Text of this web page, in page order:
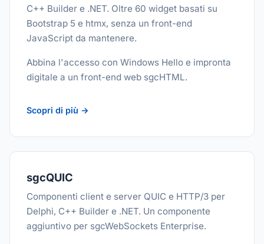
C++ Builder e .NET. Oltre 60 widget basati su
Bootstrap 5 e htmx, senza un front-end
JavaScript da mantenere.
Abbina l'accesso con Windows Hello e impronta
digitale a un front-end web sgcHTML.
Scopri di più →
sgcQUIC
Componenti client e server QUIC e HTTP/3 per
Delphi, C++ Builder e .NET. Un componente
aggiuntivo per sgcWebSockets Enterprise.